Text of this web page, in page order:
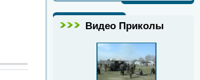
Видео Приколы